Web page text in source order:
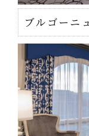
ブルゴーニ